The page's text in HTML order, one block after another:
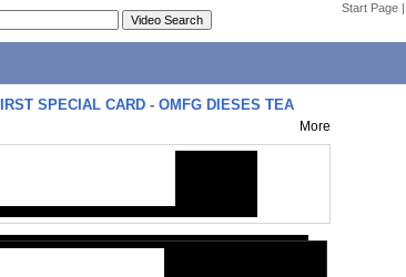
Start Page |
SPECIAL CARD - OMFG DIESES TEA
More